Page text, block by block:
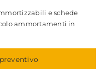
e schede
ammortamenti in